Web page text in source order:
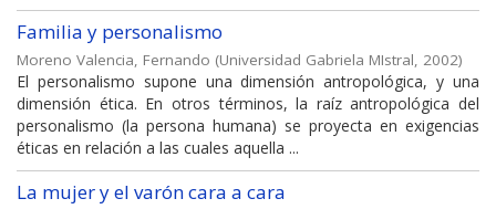
Familia y personalismo
Moreno Valencia, Fernando (Universidad Gabriela MIstral, 2002)
El personalismo supone una dimensión antropológica, y una
dimensión ética. En otros términos, la raíz antropológica del
personalismo (la persona humana) se proyecta en exigencias
éticas en relación a las cuales aquella ...
La mujer y el varón cara a cara